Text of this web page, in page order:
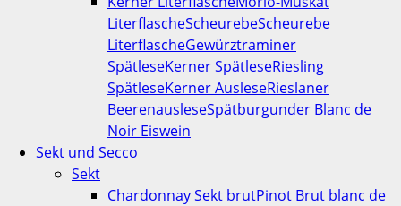
LiterflascheScheurebeScheurebe
LiterflascheGewürztraminer
SpätleseKerner SpätleseRiesling
SpätleseKerner AusleseRieslaner
BeerenausleseSpätburgunder Blanc de
Noir Eiswein
Sekt und Secco
Sekt
Chardonnay Sekt brutPinot Brut blanc de